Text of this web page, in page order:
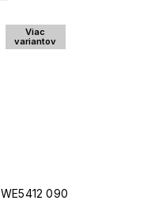
Viac
variantov
WE5412 090